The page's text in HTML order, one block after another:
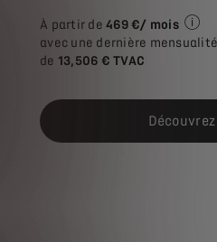
À partir de 469 €/ mois
avec une dernière mensualité
de 13,506 € TVAC